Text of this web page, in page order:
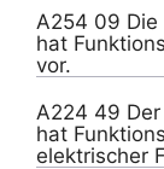
A254 09 Die
hat
vor.
A224 49
hat
elektrischer